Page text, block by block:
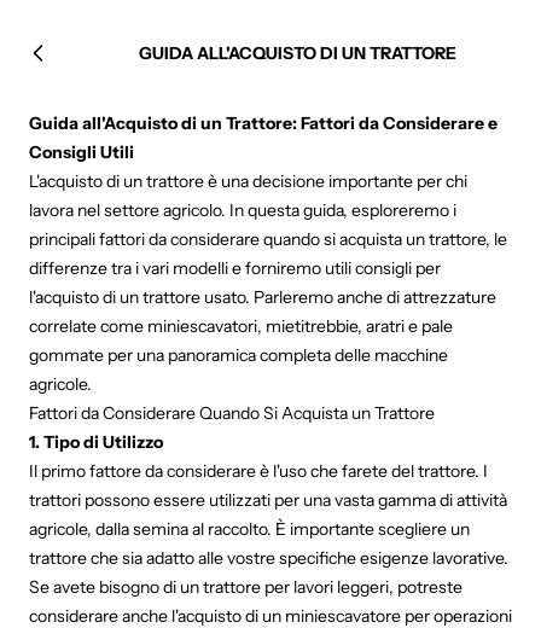
PrecedenteGUIDA ALL'ACQUISTO DI UN TRATTORE
Guida all'Acquisto di un Trattore: Fattori da Considerare e
Consigli Utili
L'acquisto di un trattore è una decisione importante per chi
lavora nel settore agricolo. In questa guida, esploreremo i
principali fattori da considerare quando si acquista un trattore, le
differenze tra i vari modelli e forniremo utili consigli per
l'acquisto di un trattore usato. Parleremo anche di attrezzature
correlate come miniescavatori, mietitrebbie, aratri e pale
gommate per una panoramica completa delle macchine
agricole.
Fattori da Considerare Quando Si Acquista un Trattore
1. Tipo di Utilizzo
Il primo fattore da considerare è l'uso che farete del trattore. I
trattori possono essere utilizzati per una vasta gamma di attività
agricole, dalla semina al raccolto. È importante scegliere un
trattore che sia adatto alle vostre specifiche esigenze lavorative.
Se avete bisogno di un trattore per lavori leggeri, potreste
considerare anche l'acquisto di un miniescavatore per operazioni